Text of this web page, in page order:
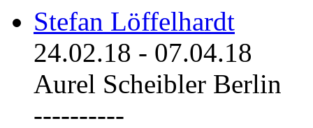
Stefan Löffelhardt
24.02.18 - 07.04.18
Aurel Scheibler Berlin
----------